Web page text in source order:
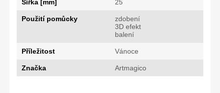
Šířka [mm] 25
Použití pomůcky
zdobení
3D efekt
balení
Příležitost Vánoce
Značka Artmagico